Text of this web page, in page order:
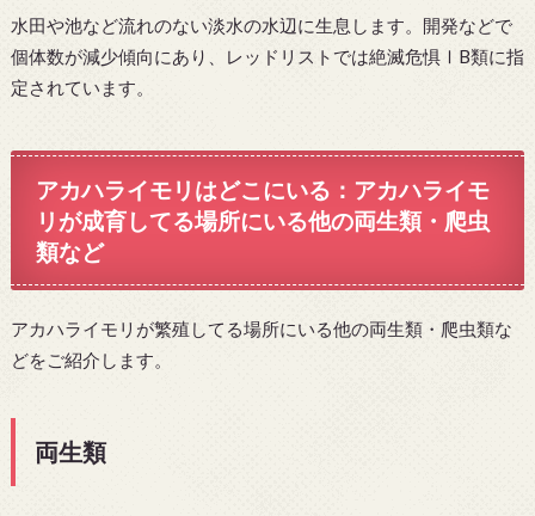
水田や池など流れのない淡水の水辺に生息します。開発などで
個体数が減少傾向にあり、レッドリストでは絶滅危惧ⅠB類に指
定されています。
アカハライモリはどこにいる：アカハライモ
リが成育してる場所にいる他の両生類・爬虫
類など
アカハライモリが繁殖してる場所にいる他の両生類・爬虫類な
どをご紹介します。
両生類